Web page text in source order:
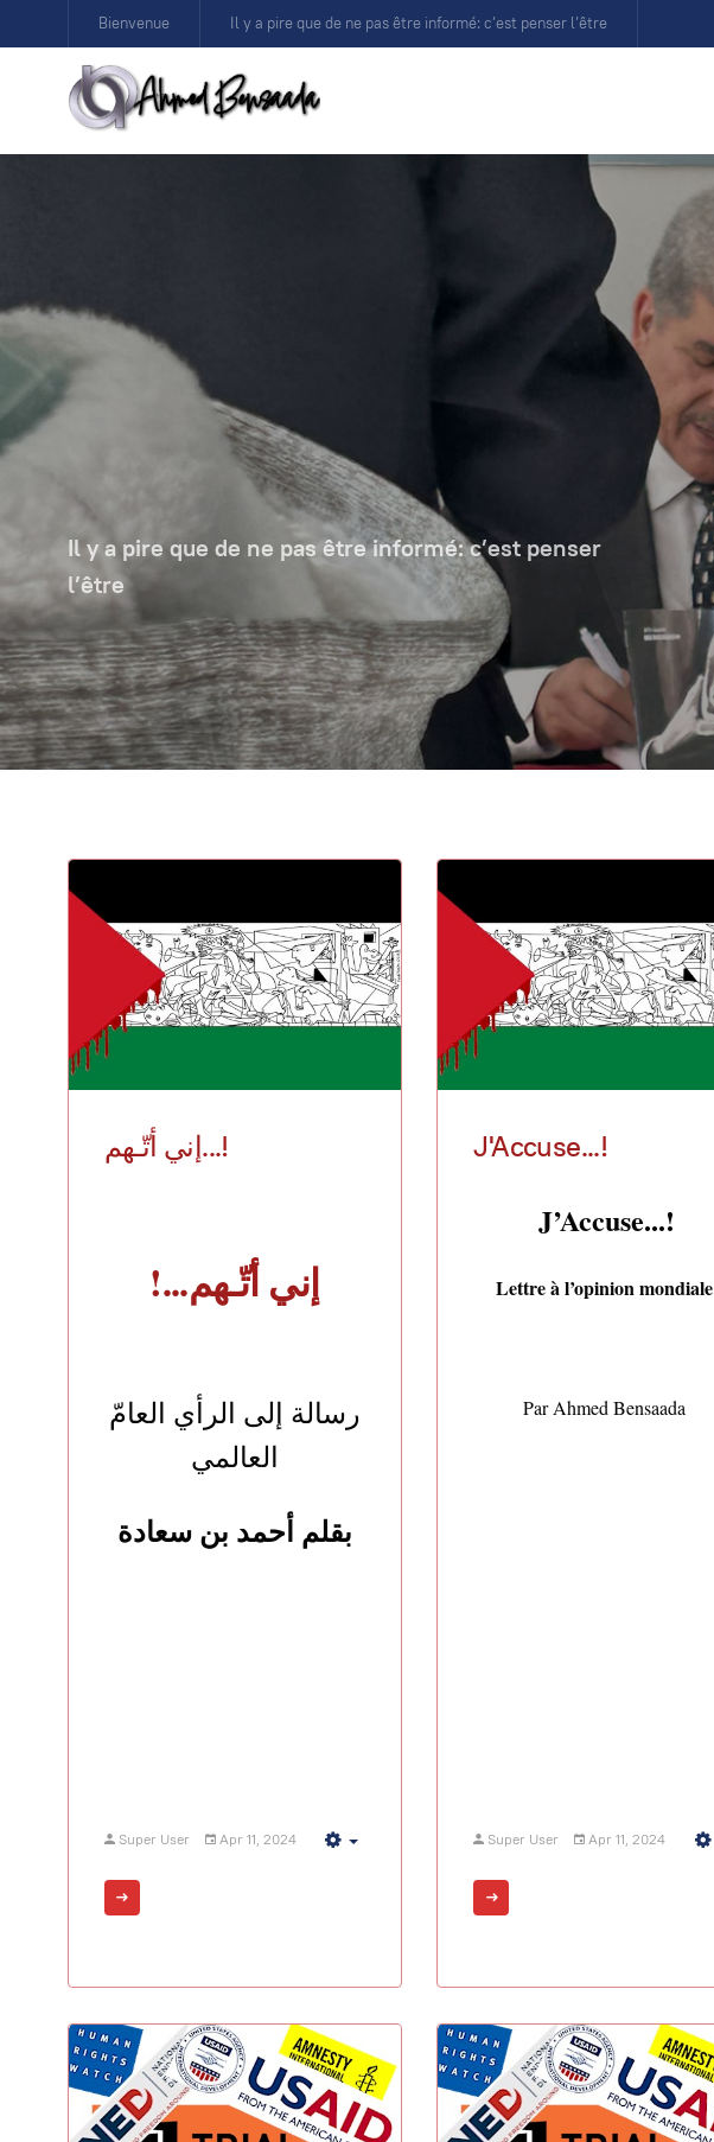
Bienvenue Il y a pire que de ne pas être informé: c’est penser l’être
Il y a pire que de ne pas être informé: c’est penser
l’être
إني أتّـهم...!
إني أتّـهم...!
رسالة إلى الرأي العامّ
العالمي
بقلم أحمد بن سعادة
Super User Apr 11, 2024
J'Accuse...!
J’Accuse...!
Lettre à l’opinion mondiale
Par Ahmed Bensaada
Super User Apr 11, 2024